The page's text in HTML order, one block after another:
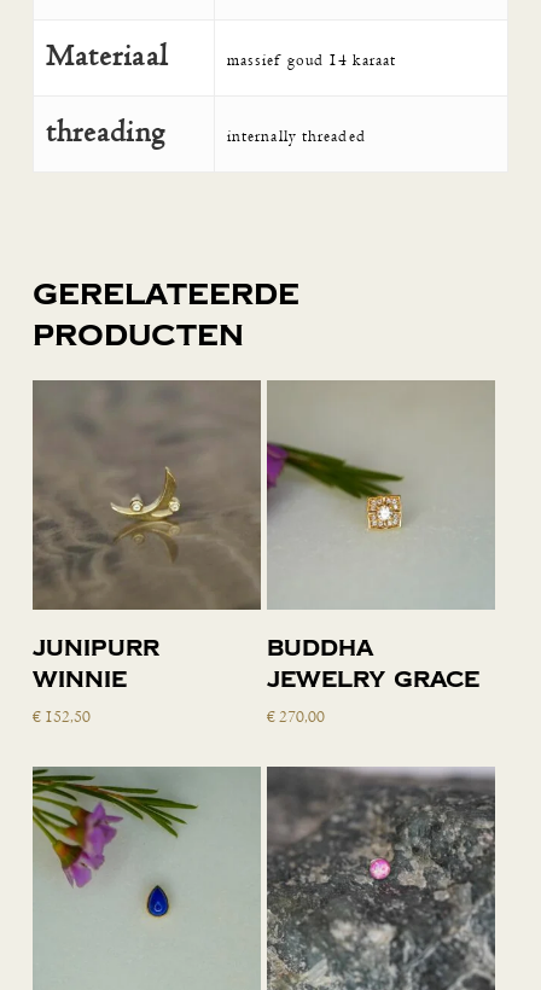
Materiaal massief goud 14 karaat
threading internally threaded
Gerelateerde
producten
Toevoegen
aan
Junipurr
Winnie
€152,50
Toevoegen
aan
Buddha
Jewelry Grace
€270,00